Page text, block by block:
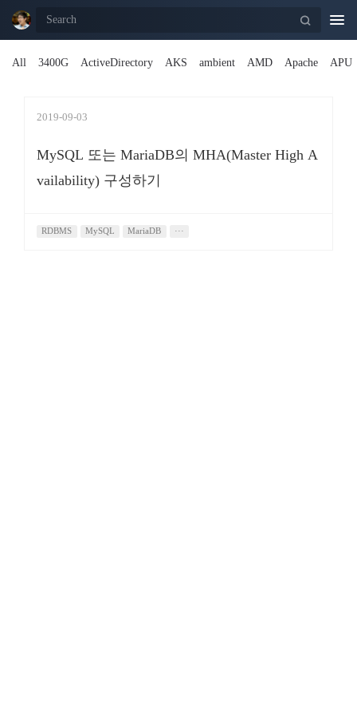
All
3400G ActiveDirectory AKS ambient AMD Apache APU
2019-09-03
MySQL 또는 MariaDB의 MHA(Master High A
vailability) 구성하기
RDBMS MySQL MariaDB ···